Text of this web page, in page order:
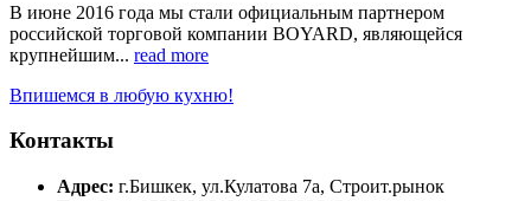
В июне 2016 года мы стали официальным партнером
российской торговой компании BOYARD, являющейся
крупнейшим... read more
Впишемся в любую кухню!
Контакты
Адрес: г.Бишкек, ул.Кулатова 7а, Строит.рынок